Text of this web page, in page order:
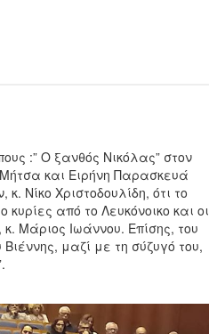
:” Ο ξανθός Νικόλας” στον
και Ειρήνη Παρασκευά
Νίκο Χριστοδουλίδη, ότι το
από το Λευκόνοικο και οι
Μάριος Ιωάννου. Επίσης, του
μαζί με τη σύζυγό του,